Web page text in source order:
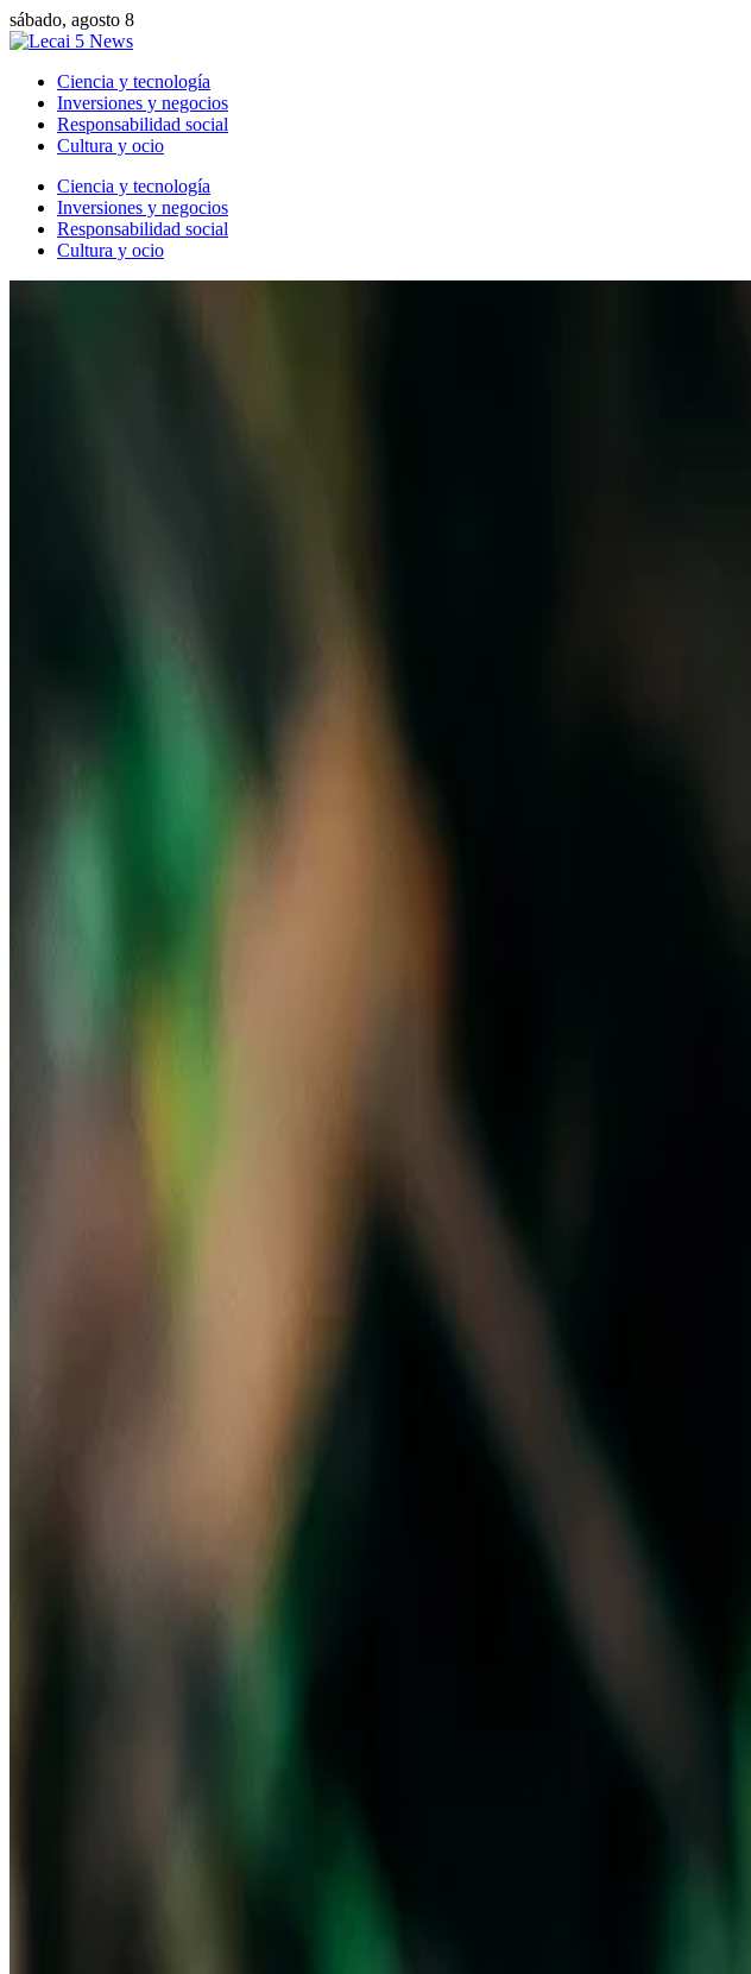
sábado, agosto 8
Ciencia y tecnología
Inversiones y negocios
Responsabilidad social
Cultura y ocio
Ciencia y tecnología
Inversiones y negocios
Responsabilidad social
Cultura y ocio